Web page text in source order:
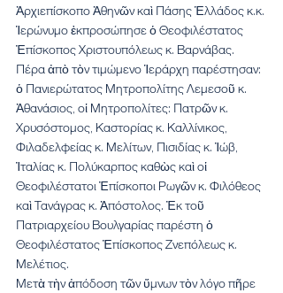
Ἀρχιεπίσκοπο Ἀθηνῶν καὶ Πάσης Ἑλλάδος κ.κ.
Ἱερώνυμο ἐκπροσώπησε ὁ Θεοφιλέστατος
Ἐπίσκοπος Χριστουπόλεως κ. Βαρνάβας.
Πέρα ἀπὸ τὸν τιμώμενο Ἱεράρχη παρέστησαν:
ὁ Πανιερώτατος Μητροπολίτης Λεμεσοῦ κ.
Ἀθανάσιος, οἱ Μητροπολίτες: Πατρῶν κ.
Χρυσόστομος, Καστορίας κ. Καλλίνικος,
Φιλαδελφείας κ. Μελίτων, Πισιδίας κ. Ἰώβ,
Ἰταλίας κ. Πολύκαρπος καθὼς καὶ οἱ
Θεοφιλέστατοι Ἐπίσκοποι Ρωγῶν κ. Φιλόθεος
καὶ Τανάγρας κ. Ἀπόστολος. Ἐκ τοῦ
Πατριαρχείου Βουλγαρίας παρέστη ὁ
Θεοφιλέστατος Ἐπίσκοπος Ζνεπόλεως κ.
Μελέτιος.
Μετὰ τὴν ἀπόδοση τῶν ὕμνων τὸν λόγο πῆρε